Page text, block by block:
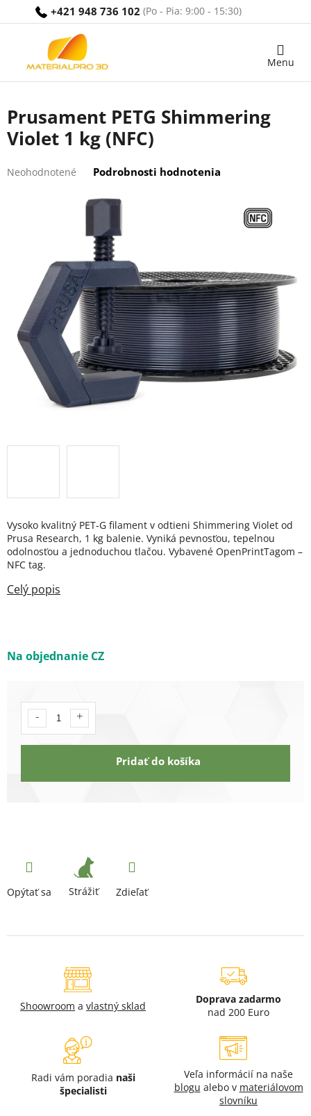
+421 948 736 102
Nákupný
Prusament PETG Shimmering
Violet 1 kg (NFC)
hodnotenie
Neohodnotené Podrobnosti hodnotenia
Na objednanie CZ
Pridať do košíka
Vysoko kvalitný PET-G filament v odtieni Shimmering Violet od
Prusa Research, 1 kg balenie. Vyniká pevnosťou, tepelnou
odolnosťou a jednoduchou tlačou. Vybavené OpenPrintTagom –
NFC tag.
Opýtať sa Strážiť Zdieľať
Shoowroom a vlastný sklad
Doprava zadarmo
nad 200 Euro
Radi vám poradia naši
špecialisti
Veľa informácií na naše
blogu alebo v materiálovom
slovníku